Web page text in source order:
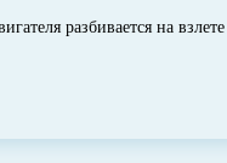
разбивается на